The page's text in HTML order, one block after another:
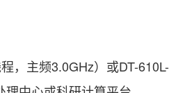
，主频3.0GHz）或DT-610L-